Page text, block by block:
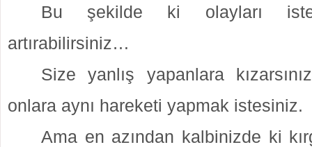
Bu şekilde ki olayları
artırabilirsiniz…
Size yanlış yapanlara
onlara aynı hareketi yapmak istesiniz.
Ama en azından kalbinizde ki